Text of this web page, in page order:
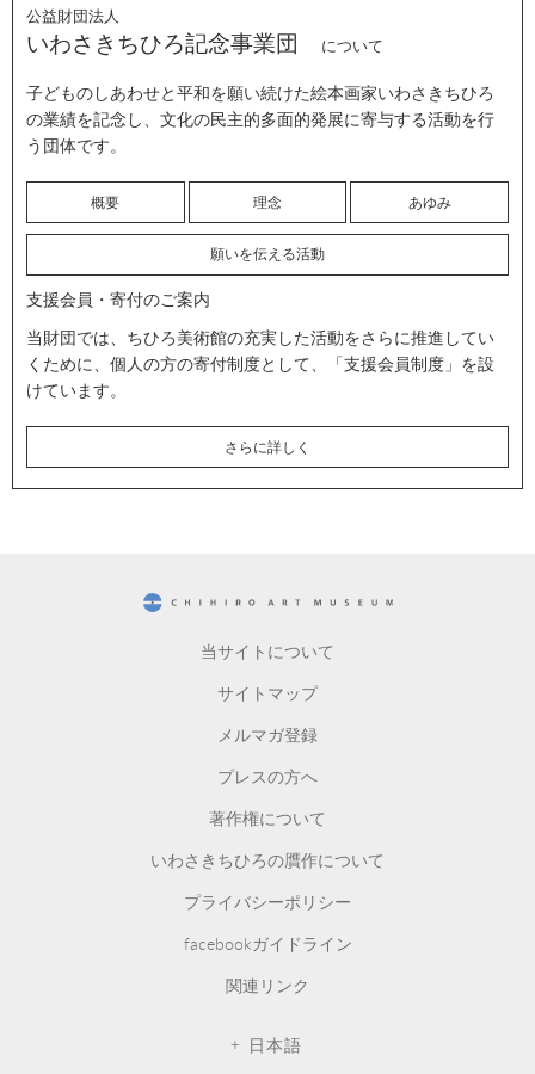
公益財団法人
いわさきちひろ記念事業団 について
子どものしあわせと平和を願い続けた絵本画家いわさきちひろ
の業績を記念し、文化の民主的多面的発展に寄与する活動を行
う団体です。
概要 理念 あゆみ
願いを伝える活動
支援会員・寄付のご案内
当財団では、ちひろ美術館の充実した活動をさらに推進してい
くために、個人の方の寄付制度として、「支援会員制度」を設
けています。
さらに詳しく
当サイトについて
サイトマップ
メルマガ登録
プレスの方へ
著作権について
いわさきちひろの贋作について
プライバシーポリシー
facebookガイドライン
関連リンク
日本語